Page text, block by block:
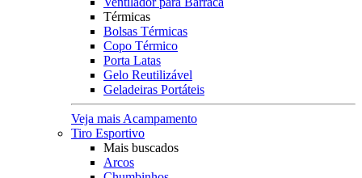
Térmicas
Bolsas Térmicas
Copo Térmico
Porta Latas
Gelo Reutilizável
Geladeiras Portáteis
Veja mais Acampamento
Tiro Esportivo
Mais buscados
Arcos